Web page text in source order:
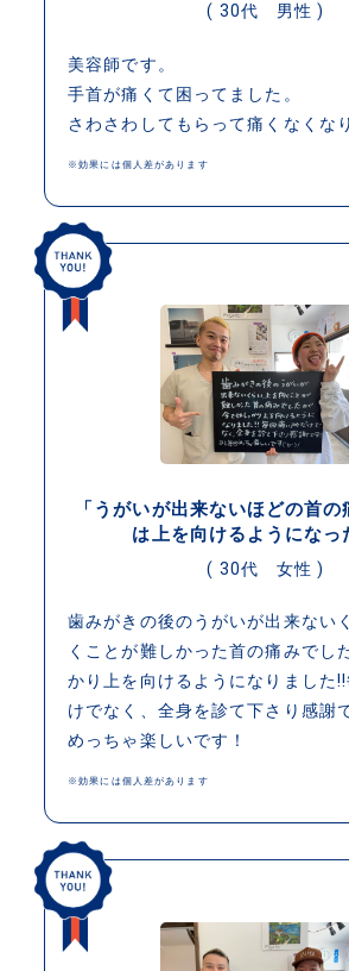
( 30代 男性 )
美容師です。
手首が痛くて困ってました。
さわさわしてもらって痛くなくな
※効果には個人差があります
「うがいが出来ないほどの首
は上を向けるようになっ
( 30代 女性 )
歯みがきの後のうがいが出来ない
くことが難しかった首の痛みでし
かり上を向けるようになりました
けでなく、全身を診て下さり感謝
めっちゃ楽しいです！
※効果には個人差があります